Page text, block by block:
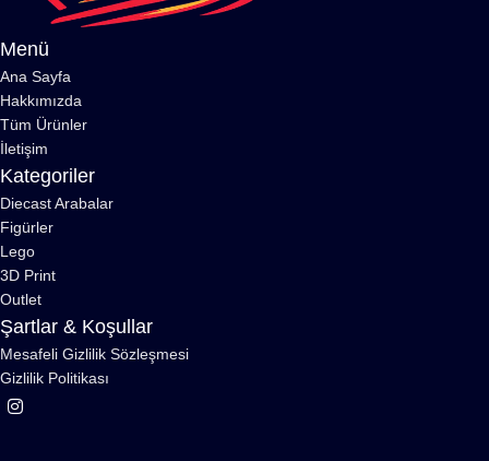
Menü
Ana Sayfa
Hakkımızda
Tüm Ürünler
İletişim
Kategoriler
Diecast Arabalar
Figürler
Lego
3D Print
Outlet
Şartlar & Koşullar
Mesafeli Gizlilik Sözleşmesi
Gizlilik Politikası